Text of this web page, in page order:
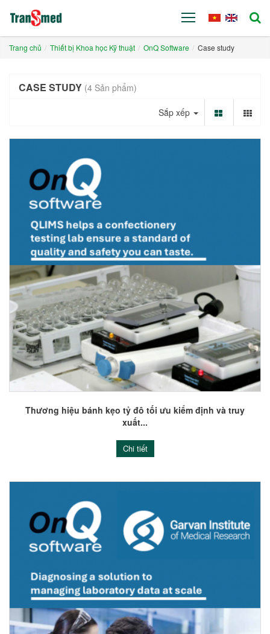
Trang chủ Thiết bị Khoa học Kỹ thuật OnQ Software Case study
CASE STUDY (4 Sản phẩm)
Sắp xếp
Thương hiệu bánh kẹo tỷ đô tối ưu kiểm định và truy
xuất...
Chi tiết